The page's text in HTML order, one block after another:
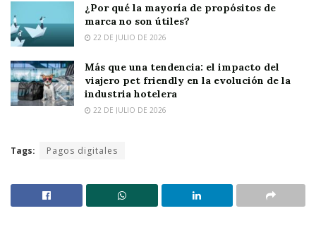
¿Por qué la mayoría de propósitos de
marca no son útiles?
22 DE JULIO DE 2026
Más que una tendencia: el impacto del
viajero pet friendly en la evolución de la
industria hotelera
22 DE JULIO DE 2026
Tags: Pagos digitales